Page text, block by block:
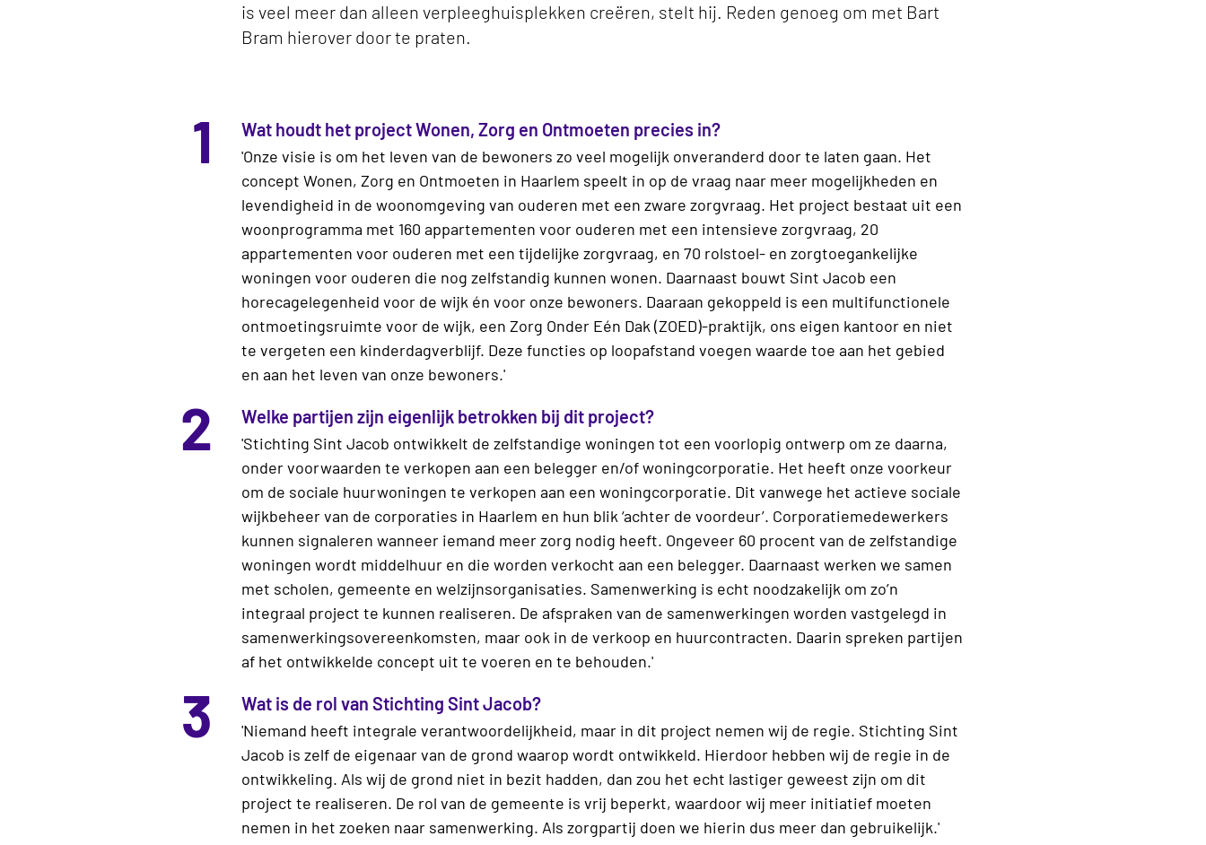
is veel meer dan alleen verpleeghuisplekken creëren, stelt hij. Reden genoeg om met Bart
Bram hierover door te praten.
1 Wat houdt het project Wonen, Zorg en Ontmoeten precies in?
'Onze visie is om het leven van de bewoners zo veel mogelijk onveranderd door te laten gaan. Het
concept Wonen, Zorg en Ontmoeten in Haarlem speelt in op de vraag naar meer mogelijkheden en
levendigheid in de woonomgeving van ouderen met een zware zorgvraag. Het project bestaat uit een
woonprogramma met 160 appartementen voor ouderen met een intensieve zorgvraag, 20
appartemen­ten voor ouderen met een tijdelijke zorgvraag, en 70 rolstoel- en zorgtoe­gankelijke
woningen voor ouderen die nog zelfstandig kunnen wonen. Daarnaast bouwt Sint Jacob een
horecagelegenheid voor de wijk én voor onze bewoners. Daaraan gekoppeld is een multifunctionele
ontmoe­tingsruimte voor de wijk, een Zorg Onder Eén Dak (ZOED)-praktijk, ons eigen kantoor en niet
te vergeten een kinderdagverblijf. Deze functies op loopafstand voegen waarde toe aan het gebied
en aan het leven van onze bewoners.'
2 Welke partijen zijn eigenlijk betrokken bij dit project?
'Stichting Sint Jacob ontwikkelt de zelfstandige woningen tot een voorlopig ontwerp om ze daarna,
onder voorwaarden te verkopen aan een belegger en/of woningcorporatie. Het heeft onze voorkeur
om de sociale huurwoningen te verkopen aan een woningcorporatie. Dit vanwege het actieve sociale
wijkbeheer van de corporaties in Haarlem en hun blik ‘achter de voordeur’. Corporatiemedewerkers
kunnen signaleren wanneer iemand meer zorg nodig heeft. Ongeveer 60 procent van de zelfstandige
woningen wordt middelhuur en die worden verkocht aan een belegger. Daarnaast werken we samen
met scholen, gemeente en welzijnsorganisaties. Samenwerking is echt noodzakelijk om zo’n
integraal project te kunnen realiseren. De afspraken van de samenwerkingen worden vastgelegd in
samenwerkingsovereenkomsten, maar ook in de verkoop en huurcontracten. Daarin spreken partijen
af het ontwikkelde concept uit te voeren en te behouden.'
3 Wat is de rol van Stichting Sint Jacob?
'Niemand heeft integrale verantwoordelijkheid, maar in dit project nemen wij de regie. Stichting Sint
Jacob is zelf de eigenaar van de grond waarop wordt ontwikkeld. Hierdoor hebben wij de regie in de
ontwikkeling. Als wij de grond niet in bezit hadden, dan zou het echt lastiger geweest zijn om dit
project te realiseren. De rol van de gemeente is vrij beperkt, waardoor wij meer initiatief moeten
nemen in het zoeken naar samenwerking. Als zorgpartij doen we hierin dus meer dan gebruikelijk.'